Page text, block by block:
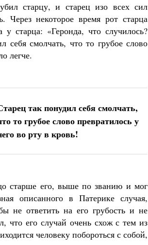
старцу, и старец изо всех сил
Через некоторое время рот старца
старца: «Геронда, что случилось?
себя смолчать, что то грубое слово
легче.
так понудил себя смолчать,
то грубое слово превратилось у
во рту в кровь!
старше его, выше по званию и мог
описанного в Патерике случая,
не ответить на его грубость и не
что его случай очень схож с тем из
человеку побороться с собой,